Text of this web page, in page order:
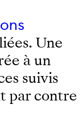
Une
à un
suivis
par contre